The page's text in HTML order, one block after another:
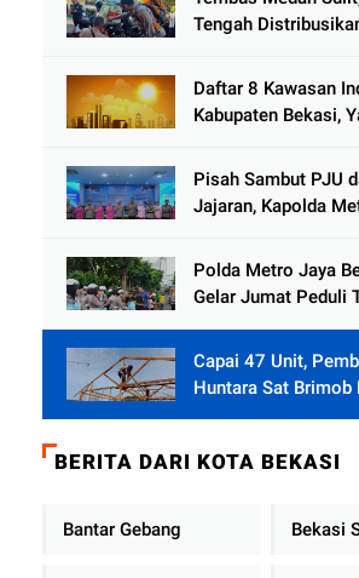
Tengah
Jamat
Daftar 8 Kawasan
Kabupaten Bekasi,
Pisah Sambut PJU
Jajaran, Kapolda
Diperkuat
Polda Metro Jaya
Gelar Jumat Peduli
Capai 47 Unit,
Huntara Sat Brimob
Terus Berjalan di
BERITA DARI KOTA BEKASI
Bantar Gebang Bekasi